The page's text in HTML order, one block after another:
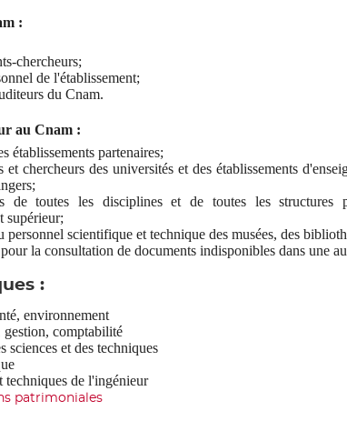
:
chercheurs;
de l'établissement;
du Cnam.
au Cnam :
établissements partenaires;
et chercheurs des universités et des établissements
;
de toutes les disciplines et de toutes les structures
supérieur;
personnel scientifique et technique des musées, des
la consultation de documents indisponibles dans une
:
environnement
comptabilité
sciences et des techniques
techniques de l'ingénieur
patrimoniales